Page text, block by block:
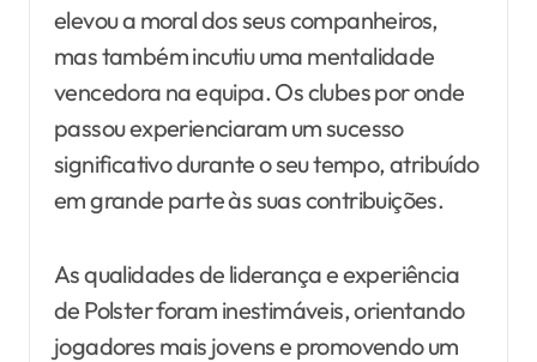
elevou a moral dos seus companheiros,
mas também incutiu uma mentalidade
vencedora na equipa. Os clubes por onde
passou experienciaram um sucesso
significativo durante o seu tempo, atribuído
em grande parte às suas contribuições.
As qualidades de liderança e experiência
de Polster foram inestimáveis, orientando
jogadores mais jovens e promovendo um